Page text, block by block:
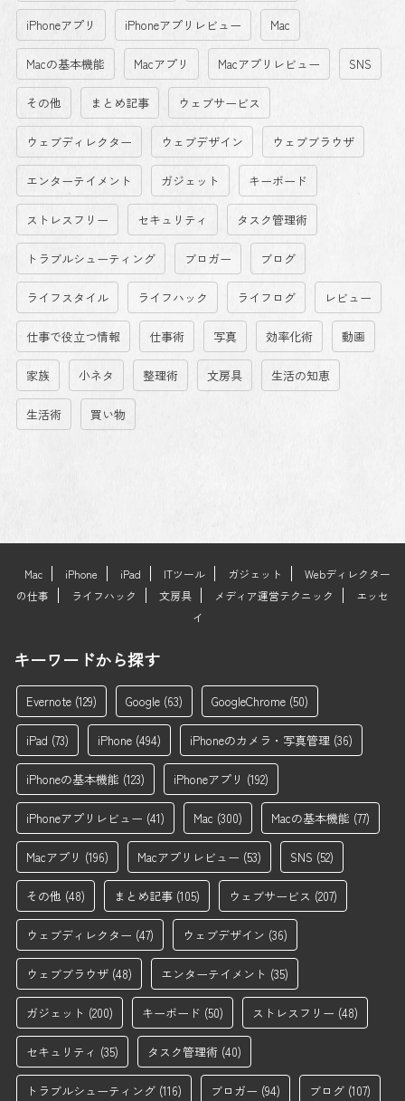
iPhoneアプリ iPhoneアプリレビュー Mac
Macの基本機能 Macアプリ Macアプリレビュー SNS
その他 まとめ記事 ウェブサービス
ウェブディレクター ウェブデザイン ウェブブラウザ
エンターテイメント ガジェット キーボード
ストレスフリー セキュリティ タスク管理術
トラブルシューティング ブロガー ブログ
ライフスタイル ライフハック ライフログ レビュー
仕事で役立つ情報 仕事術 写真 効率化術 動画
家族 小ネタ 整理術 文房具 生活の知恵
生活術 買い物
Mac iPhone iPad ITツール ガジェット
Webディレクター
の仕事
ライフハック 文房具 メディア運営テクニック
エッセ
イ
キーワードから探す
Evernote (129) Google (63) GoogleChrome (50)
iPad (73) iPhone (494) iPhoneのカメラ・写真管理 (36)
iPhoneの基本機能 (123) iPhoneアプリ (192)
iPhoneアプリレビュー (41) Mac (300) Macの基本機能 (77)
Macアプリ (196) Macアプリレビュー (53) SNS (52)
その他 (48) まとめ記事 (105) ウェブサービス (207)
ウェブディレクター (47) ウェブデザイン (36)
ウェブブラウザ (48) エンターテイメント (35)
ガジェット (200) キーボード (50) ストレスフリー (48)
セキュリティ (35) タスク管理術 (40)
トラブルシューティング (116) ブロガー (94) ブログ (107)